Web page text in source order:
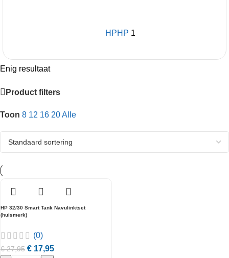
HPHP 1
Enig resultaat
Product filters
Toon 8 12 16 20Alle
HP 32/30 Smart Tank Navulinktset
(huismerk)
(0)
€27,95 € 17,95